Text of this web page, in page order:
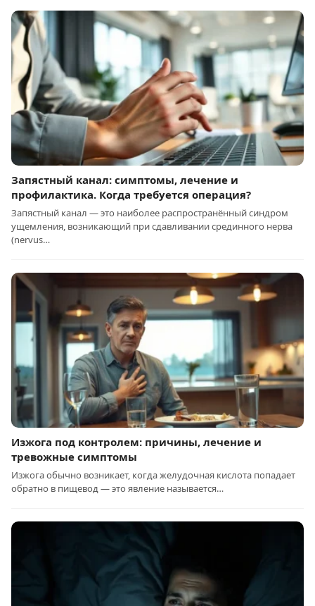
Запястный канал: симптомы, лечение и
профилактика. Когда требуется операция?
Запястный канал — это наиболее распространённый синдром
ущемления, возникающий при сдавливании срединного нерва
(nervus…
Изжога под контролем: причины, лечение и
тревожные симптомы
Изжога обычно возникает, когда желудочная кислота попадает
обратно в пищевод — это явление называется…